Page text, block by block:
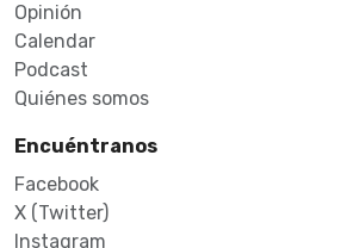
Opinión
Calendar
Podcast
Quiénes somos
Encuéntranos
Facebook
X (Twitter)
Instagram